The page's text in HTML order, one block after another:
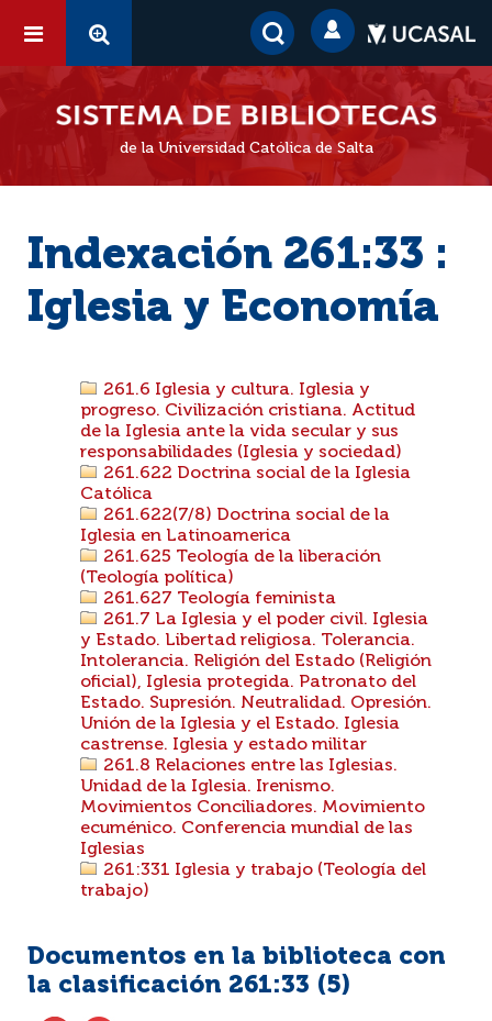
de la Universidad Católica de Salta
Indexación 261:33 :
Iglesia y Economía
261.6 Iglesia y cultura. Iglesia y
progreso. Civilización cristiana. Actitud
de la Iglesia ante la vida secular y sus
responsabilidades (Iglesia y sociedad)
261.622 Doctrina social de la Iglesia
Católica
261.622(7/8) Doctrina social de la
Iglesia en Latinoamerica
261.625 Teología de la liberación
(Teología política)
261.627 Teología feminista
261.7 La Iglesia y el poder civil. Iglesia
y Estado. Libertad religiosa. Tolerancia.
Intolerancia. Religión del Estado (Religión
oficial), Iglesia protegida. Patronato del
Estado. Supresión. Neutralidad. Opresión.
Unión de la Iglesia y el Estado. Iglesia
castrense. Iglesia y estado militar
261.8 Relaciones entre las Iglesias.
Unidad de la Iglesia. Irenismo.
Movimientos Conciliadores. Movimiento
ecuménico. Conferencia mundial de las
Iglesias
261:331 Iglesia y trabajo (Teología del
trabajo)
Documentos en la biblioteca con
la clasificación 261:33 (5)